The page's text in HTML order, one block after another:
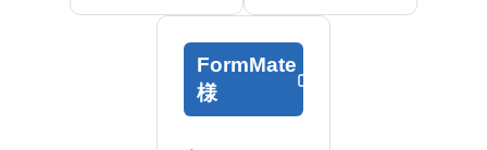
FormMate
様